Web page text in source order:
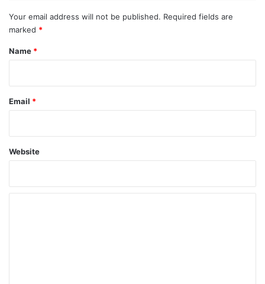
Your email address will not be published. Required fields are
marked *
Name *
Email *
Website